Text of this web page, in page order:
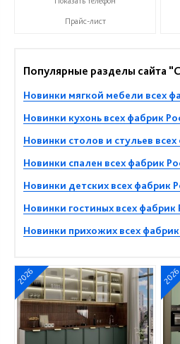
Прайс-лист
Популярные разделы сайта
Новинки мягкой мебели всех
Новинки кухонь всех фабрик
Новинки столов и стульев
Новинки спален всех фабрик
Новинки детских всех фабрик
Новинки гостиных всех фабрик
Новинки прихожих всех
2026